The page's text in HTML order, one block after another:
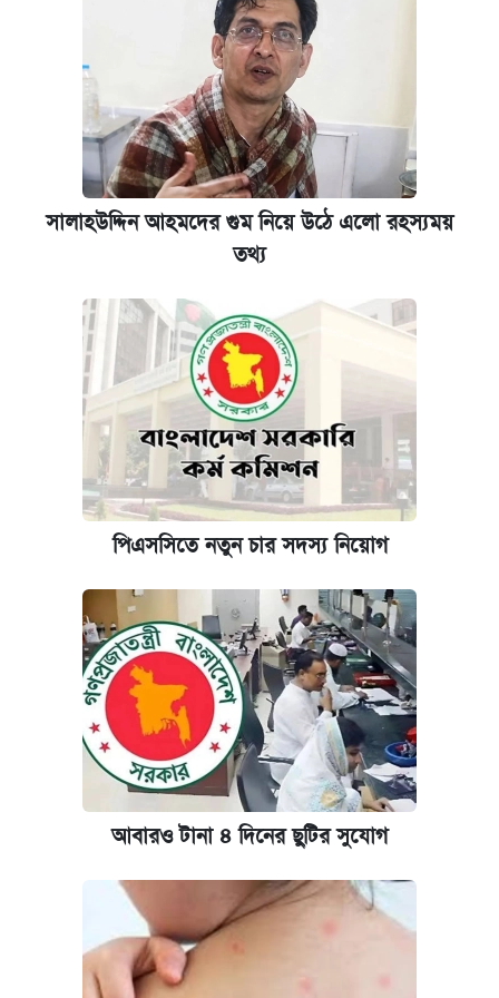
সালাহউদ্দিন আহমদের গুম নিয়ে উঠে এলো রহস্যময়
তথ্য
পিএসসিতে নতুন চার সদস্য নিয়োগ
আবারও টানা ৪ দিনের ছুটির সুযোগ